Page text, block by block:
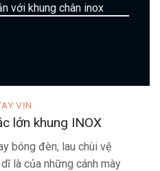
với khung chân inox
VỊN
lớn khung INOX
bóng đèn, lau chùi vệ
là của những cánh mày